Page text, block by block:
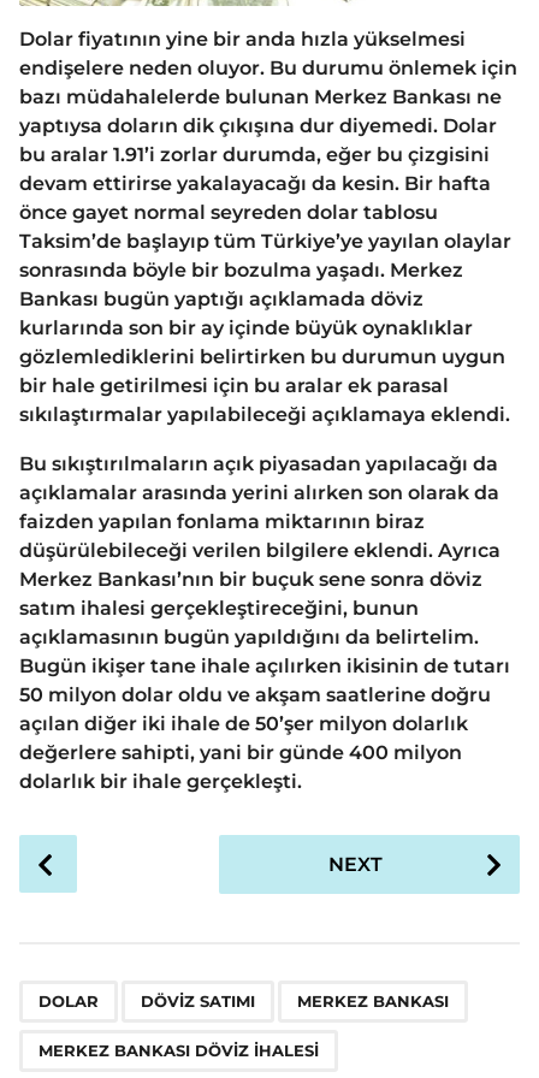
Dolar fiyatının yine bir anda hızla yükselmesi
endişelere neden oluyor. Bu durumu önlemek için
bazı müdahalelerde bulunan Merkez Bankası ne
yaptıysa doların dik çıkışına dur diyemedi. Dolar
bu aralar 1.91’i zorlar durumda, eğer bu çizgisini
devam ettirirse yakalayacağı da kesin. Bir hafta
önce gayet normal seyreden dolar tablosu
Taksim’de başlayıp tüm Türkiye’ye yayılan olaylar
sonrasında böyle bir bozulma yaşadı. Merkez
Bankası bugün yaptığı açıklamada döviz
kurlarında son bir ay içinde büyük oynaklıklar
gözlemlediklerini belirtirken bu durumun uygun
bir hale getirilmesi için bu aralar ek parasal
sıkılaştırmalar yapılabileceği açıklamaya eklendi.
Bu sıkıştırılmaların açık piyasadan yapılacağı da
açıklamalar arasında yerini alırken son olarak da
faizden yapılan fonlama miktarının biraz
düşürülebileceği verilen bilgilere eklendi. Ayrıca
Merkez Bankası’nın bir buçuk sene sonra döviz
satım ihalesi gerçekleştireceğini, bunun
açıklamasının bugün yapıldığını da belirtelim.
Bugün ikişer tane ihale açılırken ikisinin de tutarı
50 milyon dolar oldu ve akşam saatlerine doğru
açılan diğer iki ihale de 50’şer milyon dolarlık
değerlere sahipti, yani bir günde 400 milyon
dolarlık bir ihale gerçekleşti.
o
NEXT
DOLAR DÖVIZ SATIMI MERKEZ BANKASI
MERKEZ BANKASI DÖVIZ IHALESI